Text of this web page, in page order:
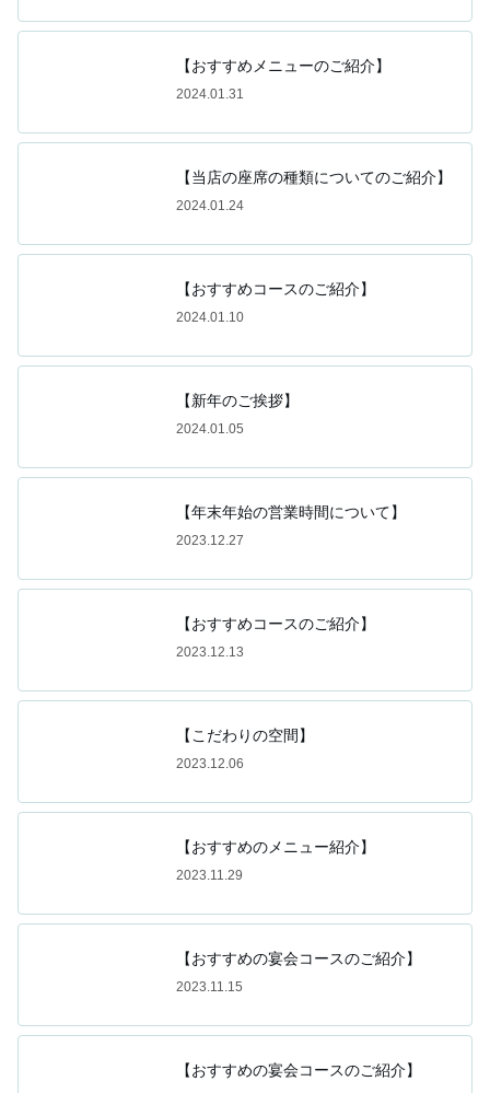
【おすすめメニューのご紹介】
2024.01.31
【当店の座席の種類についてのご紹介】
2024.01.24
【おすすめコースのご紹介】
2024.01.10
【新年のご挨拶】
2024.01.05
【年末年始の営業時間について】
2023.12.27
【おすすめコースのご紹介】
2023.12.13
【こだわりの空間】
2023.12.06
【おすすめのメニュー紹介】
2023.11.29
【おすすめの宴会コースのご紹介】
2023.11.15
【おすすめの宴会コースのご紹介】